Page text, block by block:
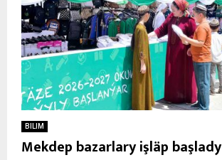
BILIM
Mekdep bazarlary işläp başlady